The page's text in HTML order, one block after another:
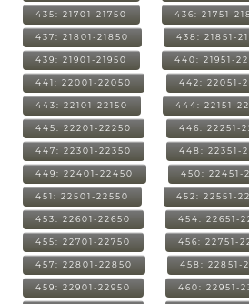
435: 21701-21750 436: 21751-
437: 21801-21850 438: 21851-
439: 21901-21950 440: 21951-
441: 22001-22050 442: 22051-
443: 22101-22150 444: 22151-
445: 22201-22250 446: 22251-
447: 22301-22350 448: 22351-
449: 22401-22450 450: 22451-
451: 22501-22550 452: 22551-
453: 22601-22650 454: 22651-
455: 22701-22750 456: 22751-
457: 22801-22850 458: 22851-
459: 22901-22950 460: 22951-